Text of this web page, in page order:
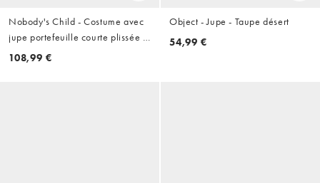
Nobody's Child - Costume avec
jupe portefeuille courte plissée et
blazer ajusté à carreaux - Rose
108,99 €
Object - Jupe - Taupe désert
54,99 €